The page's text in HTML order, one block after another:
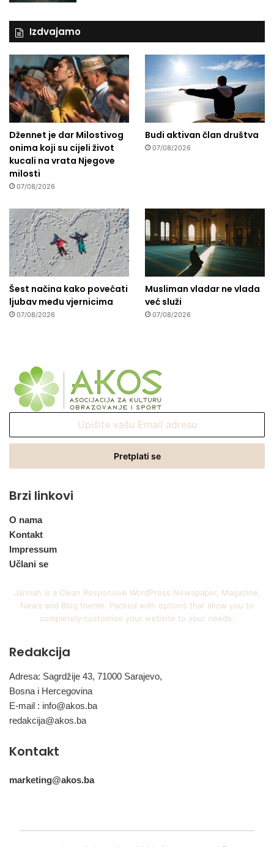
Izdvajamo
Džennet je dar Milostivog
onima koji su cijeli život
kucali na vrata Njegove
milosti
07/08/2026
Budi aktivan član društva
07/08/2026
Šest načina kako povećati
ljubav među vjernicima
07/08/2026
Musliman vladar ne vlada
već služi
07/08/2026
Email
Brzi linkovi
O nama
Kontakt
Impressum
Učlani se
Jannah is a Clean Responsive WordPress Newspaper, Magazine,
News and Blog theme. Packed with options that allow you to
completely customize your website to your needs.
Redakcija
Adresa: Sagrdžije 43, 71000 Sarajevo,
Bosna i Hercegovina
E-mail : info@akos.ba
redakcija@akos.ba
Kontakt
marketing@akos.ba